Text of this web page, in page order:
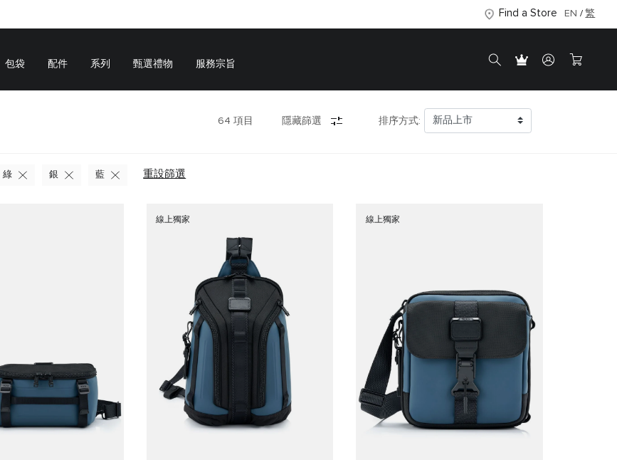
Find a Store EN 繁
包袋 配件 系列 甄選禮物 服務宗旨
64 項目 隱藏篩選 排序方式:
重設篩選
綠 銀 藍
線上獨家 線上獨家